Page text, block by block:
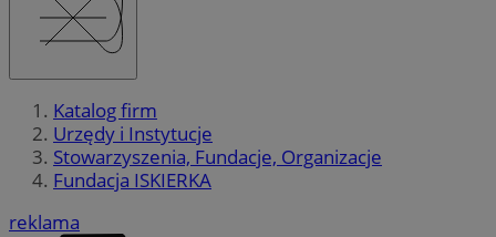
Katalog firm
Urzędy i Instytucje
Stowarzyszenia, Fundacje, Organizacje
Fundacja ISKIERKA
reklama